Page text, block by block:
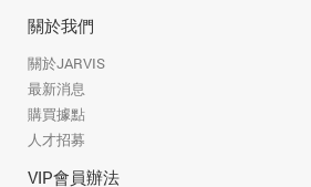
關於我們
關於JARVIS
最新消息
購買據點
人才招募
VIP會員辦法